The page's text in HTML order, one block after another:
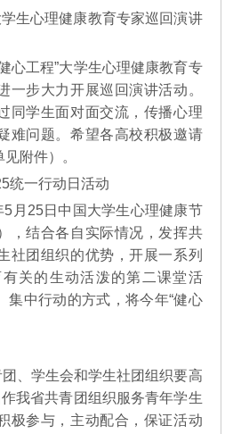
学生心理健康教育专家巡回演讲
心工程”大学生心理健康教育专
一步大力开展巡回演讲活动。
同学生面对面交流，传播心理
难问题。希望各高校积极邀请
附件）。
统一行动日活动
月25日中国大学生心理健康节
，结合各自实际情况，发挥共
社团组织的优势，开展一系列
关的生动活泼的第二课堂活
集中行动的方式，将今年“健心
、学生会和学生社团组织要高
作我省共青团组织服务青年学生
极参与，主动配合，保证活动